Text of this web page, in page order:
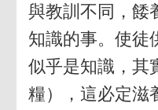
與教訓不同，餧
知識的事。使徒
似乎是知識，其
糧），這必定滋